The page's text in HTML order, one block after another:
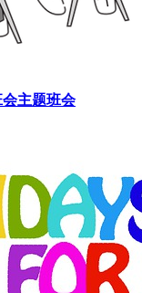
主题班会